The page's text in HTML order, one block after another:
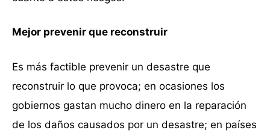
Mejor prevenir que reconstruir
Es más factible prevenir un desastre que
reconstruir lo que provoca; en ocasiones los
gobiernos gastan mucho dinero en la reparación
de los daños causados por un desastre; en países